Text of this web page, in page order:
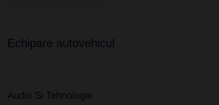
Echipare autovehicul
Audio Si Tehnologie